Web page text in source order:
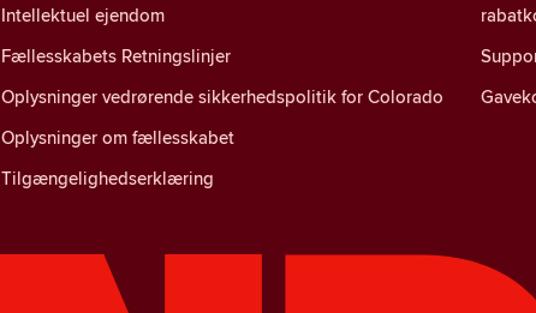
Intellektuel ejendom
Fællesskabets Retningslinjer
Oplysninger vedrørende sikkerhedspolitik for Colorado
Oplysninger om fællesskabet
Tilgængelighedserklæring